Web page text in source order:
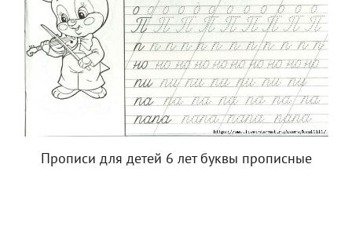
Прописи для детей 6 лет буквы прописные